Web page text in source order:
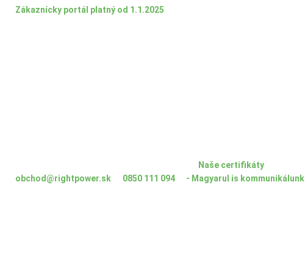
Zákaznícky portál platný od 1.1.2025
Naše certifikáty
obchod@rightpower.sk
0850 111 094 - Magyarul is kommunikálunk